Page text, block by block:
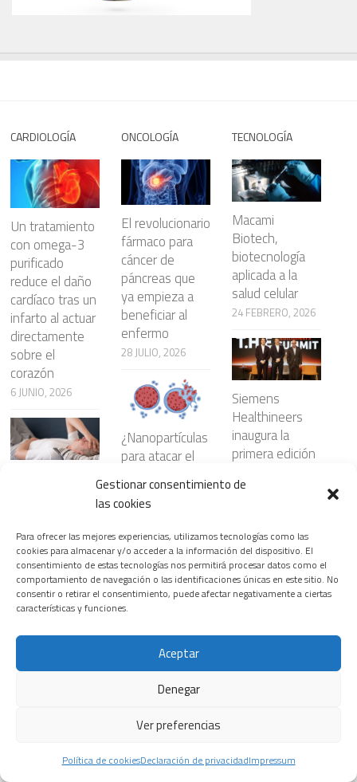
Gestionar consentimiento de
las cookies
Para ofrecer las mejores experiencias, utilizamos tecnologías como las
cookies para almacenar y/o acceder a la información del dispositivo. El
consentimiento de estas tecnologías nos permitirá procesar datos como el
comportamiento de navegación o las identificaciones únicas en este sitio. No
consentir o retirar el consentimiento, puede afectar negativamente a ciertas
características y funciones.
Aceptar
Denegar
Ver preferencias
Política de cookiesDeclaración de privacidadImpressum
CARDIOLOGÍA
Un tratamiento
con omega-3
purificado
reduce el daño
cardíaco tras un
infarto al actuar
directamente
sobre el
corazón
6 JUNIO, 2026
ciertos
patrones del
sueño
3 JUNIO, 2026
Las
las mujeres
ONCOLOGÍA
El revolucionario
fármaco para
cáncer de
páncreas que
ya empieza a
beneficiar al
enfermo
28 JULIO, 2026
¿Nanopartículas
para atacar el
cáncer con
mayor
precisión?
23 JULIO, 2026
La prevención,
el diagnóstico y
los avances
terapéuticos,
claves para la
precoz del
2 JULIO, 2026
TECNOLOGÍA
Macami
Biotech,
biotecnología
aplicada a la
salud celular
24 FEBRERO, 2026
Siemens
Healthineers
inaugura la
primera edición
Healthineers
encuentro
insignia para
transformar el
sistema
18 FEBRERO, 2026
la unidad móvil